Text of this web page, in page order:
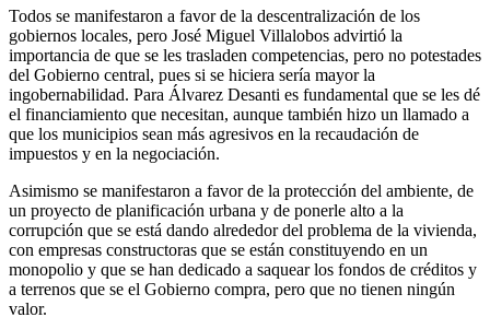
Todos se manifestaron a favor de la descentralización de los
gobiernos locales, pero José Miguel Villalobos advirtió la
importancia de que se les trasladen competencias, pero no potestades
del Gobierno central, pues si se hiciera sería mayor la
ingobernabilidad. Para Álvarez Desanti es fundamental que se les dé
el financiamiento que necesitan, aunque también hizo un llamado a
que los municipios sean más agresivos en la recaudación de
impuestos y en la negociación.
Asimismo se manifestaron a favor de la protección del ambiente, de
un proyecto de planificación urbana y de ponerle alto a la
corrupción que se está dando alrededor del problema de la vivienda,
con empresas constructoras que se están constituyendo en un
monopolio y que se han dedicado a saquear los fondos de créditos y
a terrenos que se el Gobierno compra, pero que no tienen ningún
valor.